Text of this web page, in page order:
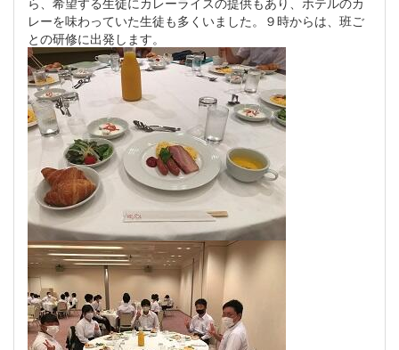
レーを味わっていた生徒も多くいました。９時からは、班ご
との研修に出発します。